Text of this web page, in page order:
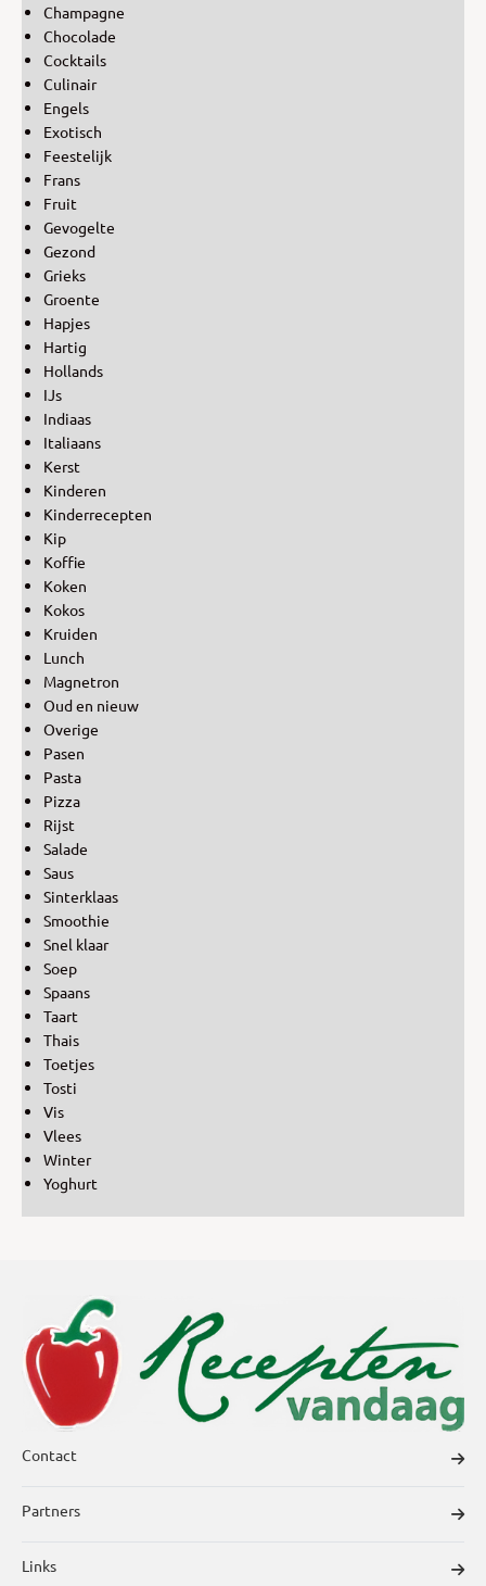
Champagne
Chocolade
Cocktails
Culinair
Engels
Exotisch
Feestelijk
Frans
Fruit
Gevogelte
Gezond
Grieks
Groente
Hapjes
Hartig
Hollands
IJs
Indiaas
Italiaans
Kerst
Kinderen
Kinderrecepten
Kip
Koffie
Koken
Kokos
Kruiden
Lunch
Magnetron
Oud en nieuw
Overige
Pasen
Pasta
Pizza
Rijst
Salade
Saus
Sinterklaas
Smoothie
Snel klaar
Soep
Spaans
Taart
Thais
Toetjes
Tosti
Vis
Vlees
Winter
Yoghurt
Contact
Partners
Links